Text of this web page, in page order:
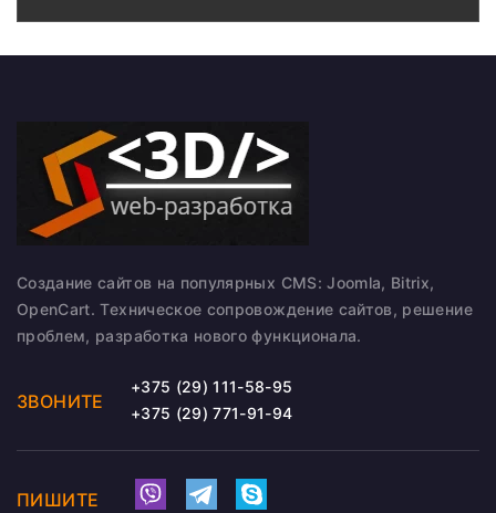
Создание сайтов на популярных CMS: Joomla, Bitrix,
OpenCart. Техническое сопровождение сайтов, решение
проблем, разработка нового функционала.
ЗВОНИТЕ
+375 (29) 111-58-95
+375 (29) 771-91-94
ПИШИТЕ